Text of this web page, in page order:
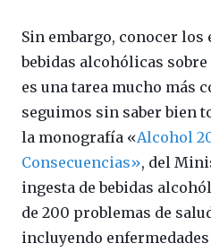
Sin embargo, conocer los
bebidas alcohólicas
es una tarea mucho más
seguimos sin saber bien
la monografía «Alcohol
Consecuencias», del
ingesta de bebidas
de 200 problemas de
incluyendo